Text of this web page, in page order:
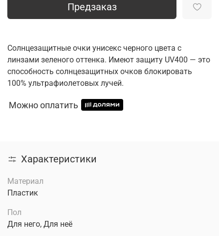
Предзаказ
Солнцезащитные очки унисекс черного цвета с
линзами зеленого оттенка. Имеют защиту UV400 — это
способность солнцезащитных очков блокировать
100% ультрафиолетовых лучей.
Можно оплатить
Характеристики
Материал
Пластик
Пол
Для него, Для неё